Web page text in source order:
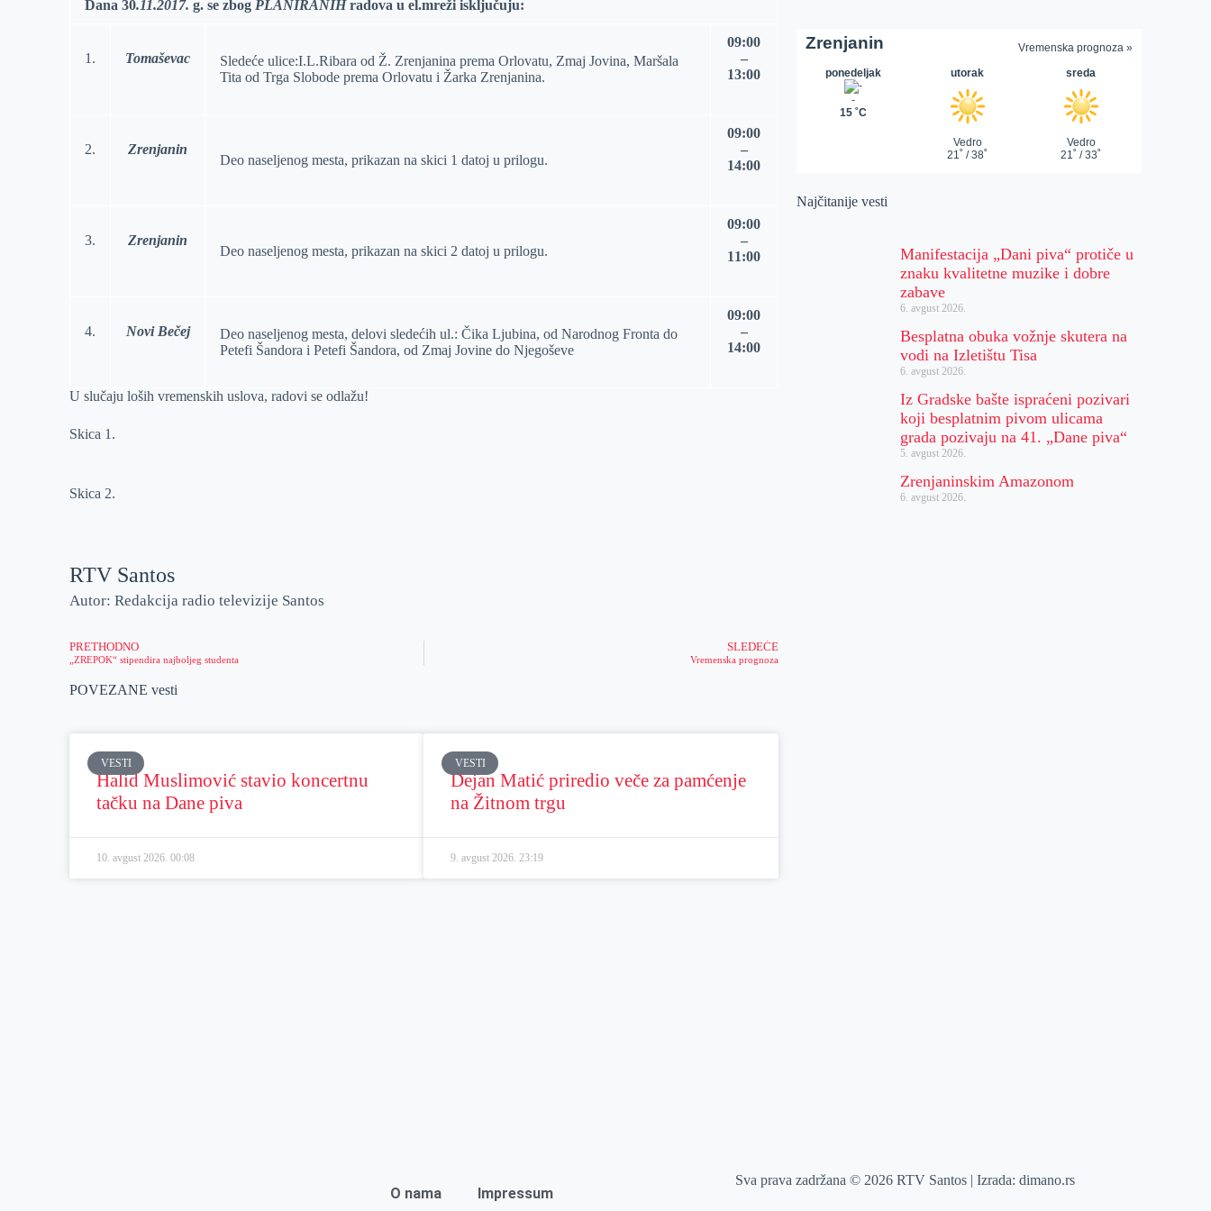
Dana 30.11.2017.g. se zbog PLANIRANIHradova u el.mreži isključuju:
1. Tomaševac
Sledeće ulice:I.L.Ribara od Ž. Zrenjanina prema Orlovatu, Zmaj Jovina, Maršala
Tita od Trga Slobode prema Orlovatu i Žarka Zrenjanina.
09:00
–
13:00
2. Zrenjanin
Deo naseljenog mesta, prikazan na skici 1 datoj u prilogu.
09:00
–
14:00
3. Zrenjanin
Deo naseljenog mesta, prikazan na skici 2 datoj u prilogu.
09:00
–
11:00
4. Novi Bečej
Deo naseljenog mesta, delovi sledećih ul.: Čika Ljubina, od Narodnog Fronta do
Petefi Šandora i Petefi Šandora, od Zmaj Jovine do Njegoševe
09:00
–
14:00
U slučaju loših vremenskih uslova, radovi se odlažu!
Skica 1.
Skica 2.
RTV Santos
Autor: Redakcija radio televizije Santos
PRETHODNO
„ZREPOK“ stipendira najboljeg studenta
SLEDEĆE
Vremenska prognoza
POVEZANE vesti
VESTI
Halid Muslimović stavio koncertnu
tačku na Dane piva
10. avgust 2026.00:08
VESTI
Dejan Matić priredio veče za pamćenje
na Žitnom trgu
9. avgust 2026. 23:19
Najčitanije vesti
Manifestacija „Dani piva“ protiče u
znaku kvalitetne muzike i dobre
zabave
6. avgust 2026.
Besplatna obuka vožnje skutera na
vodi na Izletištu Tisa
6. avgust 2026.
Iz Gradske bašte ispraćeni pozivari
koji besplatnim pivom ulicama
grada pozivaju na 41. „Dane piva“
5. avgust 2026.
Zrenjaninskim Amazonom
6. avgust 2026.
O nama Impressum
Sva prava zadržana © 2026 RTV Santos | Izrada:dimano.rs